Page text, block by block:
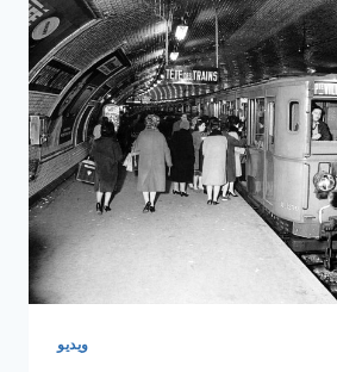
ایران”
به
کارگردانی
فرخ
مجیدی
و
با
حضور
الن
برونه
ویدیو